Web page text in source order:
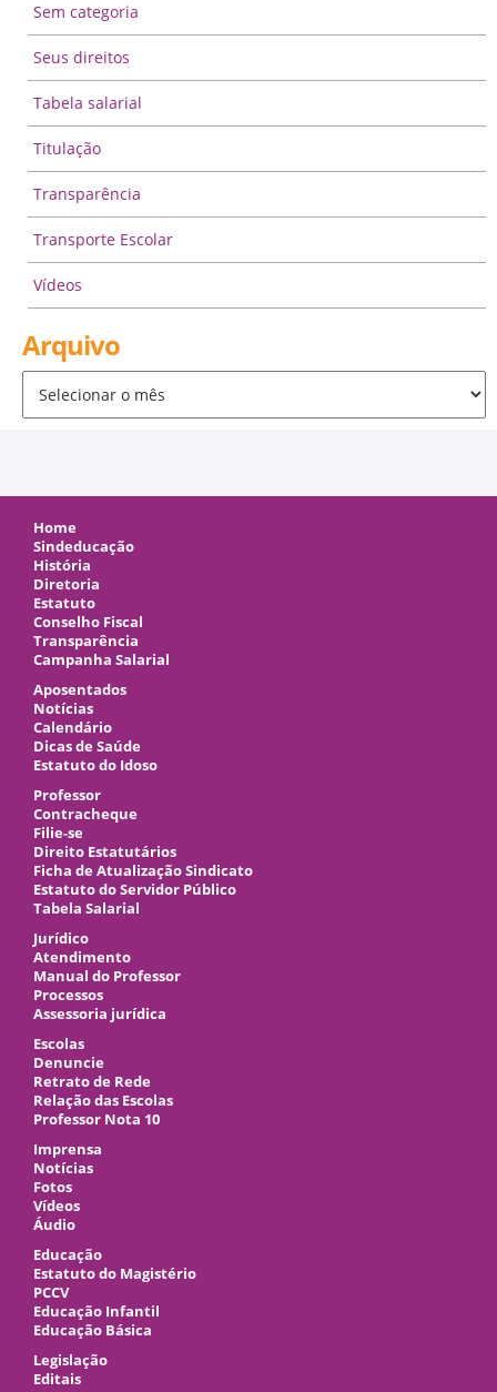
Sem categoria
Seus direitos
Tabela salarial
Titulação
Transparência
Transporte Escolar
Vídeos
Arquivo
Home
Sindeducação
História
Diretoria
Estatuto
Conselho Fiscal
Transparência
Campanha Salarial
Aposentados
Notícias
Calendário
Dicas de Saúde
Estatuto do Idoso
Professor
Contracheque
Filie-se
Direito Estatutários
Ficha de Atualização Sindicato
Estatuto do Servidor Público
Tabela Salarial
Jurídico
Atendimento
Manual do Professor
Processos
Assessoria jurídica
Escolas
Denuncie
Retrato de Rede
Relação das Escolas
Professor Nota 10
Imprensa
Notícias
Fotos
Vídeos
Áudio
Educação
Estatuto do Magistério
PCCV
Educação Infantil
Educação Básica
Legislação
Editais